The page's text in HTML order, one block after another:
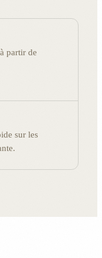
partir de
sur les